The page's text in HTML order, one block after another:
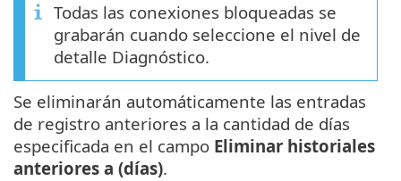
Todas las conexiones bloqueadas se
grabarán cuando seleccione el nivel de
detalle Diagnóstico.
Se eliminarán automáticamente las entradas
de registro anteriores a la cantidad de días
especificada en el campo Eliminar historiales
anteriores a (días).